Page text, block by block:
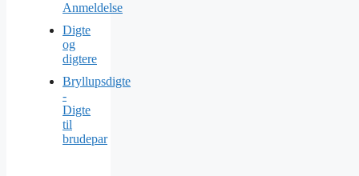
Anmeldelse
Digte
og
digtere
Bryllupsdigte
-
Digte
til
brudepar